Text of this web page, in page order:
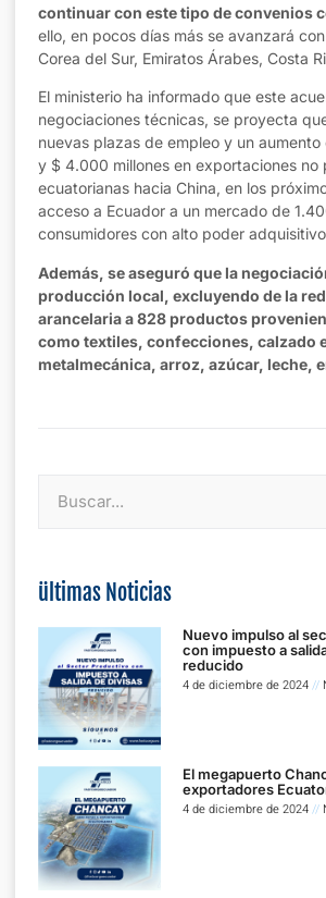
continuar con este tipo de convenios
ello, en pocos días más se avanzará
Corea del Sur, Emiratos Árabes, Costa
El ministerio ha informado que este
negociaciones técnicas, se proyecta
nuevas plazas de empleo y un
y $ 4.000 millones en exportaciones no
ecuatorianas hacia China, en los
acceso a Ecuador a un mercado de
consumidores con alto poder
Además, se aseguró que la
producción local, excluyendo de la
arancelaria a 828 productos
como textiles, confecciones, calzado
metalmecánica, arroz, azúcar, leche,
ültimas Noticias
Nuevo impulso al
con impuesto a
reducido
4 de diciembre de 2024
El megapuerto
exportadores
4 de diciembre de 2024